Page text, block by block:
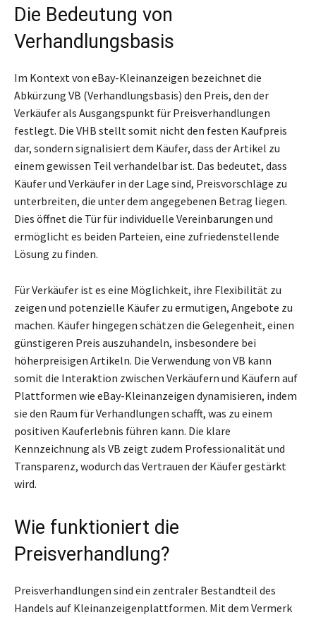
Die Bedeutung von
Verhandlungsbasis
Im Kontext von eBay-Kleinanzeigen bezeichnet die
Abkürzung VB (Verhandlungsbasis) den Preis, den der
Verkäufer als Ausgangspunkt für Preisverhandlungen
festlegt. Die VHB stellt somit nicht den festen Kaufpreis
dar, sondern signalisiert dem Käufer, dass der Artikel zu
einem gewissen Teil verhandelbar ist. Das bedeutet, dass
Käufer und Verkäufer in der Lage sind, Preisvorschläge zu
unterbreiten, die unter dem angegebenen Betrag liegen.
Dies öffnet die Tür für individuelle Vereinbarungen und
ermöglicht es beiden Parteien, eine zufriedenstellende
Lösung zu finden.
Für Verkäufer ist es eine Möglichkeit, ihre Flexibilität zu
zeigen und potenzielle Käufer zu ermutigen, Angebote zu
machen. Käufer hingegen schätzen die Gelegenheit, einen
günstigeren Preis auszuhandeln, insbesondere bei
höherpreisigen Artikeln. Die Verwendung von VB kann
somit die Interaktion zwischen Verkäufern und Käufern auf
Plattformen wie eBay-Kleinanzeigen dynamisieren, indem
sie den Raum für Verhandlungen schafft, was zu einem
positiven Kauferlebnis führen kann. Die klare
Kennzeichnung als VB zeigt zudem Professionalität und
Transparenz, wodurch das Vertrauen der Käufer gestärkt
wird.
Wie funktioniert die
Preisverhandlung?
Preisverhandlungen sind ein zentraler Bestandteil des
Handels auf Kleinanzeigenplattformen. Mit dem Vermerk